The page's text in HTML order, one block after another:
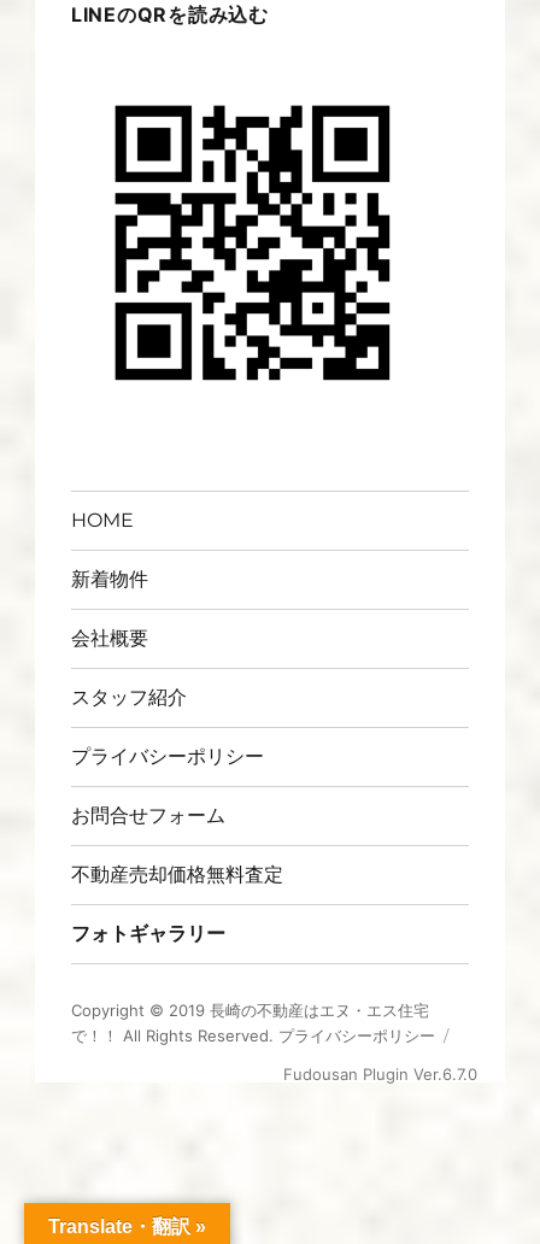
LINEのQRを読み込む
HOME
新着物件
会社概要
スタッフ紹介
プライバシーポリシー
お問合せフォーム
不動産売却価格無料査定
フォトギャラリー
Copyright © 2019 長崎の不動産はエヌ・エス住宅
で！！
All Rights Reserved. プライバシーポリシー
Fudousan Plugin Ver.6.7.0
Translate・翻訳 »